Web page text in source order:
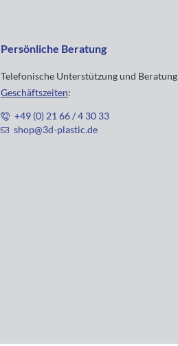
Persönliche Beratung
Telefonische Unterstützung und Beratung
Geschäftszeiten:
+49 (0) 21 66 / 4 30 33
shop@3d-plastic.de